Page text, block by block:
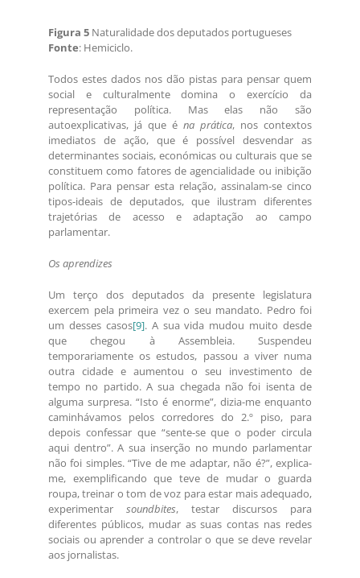
Figura 5 Naturalidade dos deputados portugueses
Fonte: Hemiciclo.
Todos estes dados nos dão pistas para pensar quem
social e culturalmente domina o exercício da
representação política. Mas elas não são
autoexplicativas, já que é na prática, nos contextos
imediatos de ação, que é possível desvendar as
determinantes sociais, económicas ou culturais que se
constituem como fatores de agencialidade ou inibição
política. Para pensar esta relação, assinalam-se cinco
tipos-ideais de deputados, que ilustram diferentes
trajetórias de acesso e adaptação ao campo
parlamentar.
Os aprendizes
Um terço dos deputados da presente legislatura
exercem pela primeira vez o seu mandato. Pedro foi
um desses casos[9]. A sua vida mudou muito desde
que chegou à Assembleia. Suspendeu
temporariamente os estudos, passou a viver numa
outra cidade e aumentou o seu investimento de
tempo no partido. A sua chegada não foi isenta de
alguma surpresa. “Isto é enorme”, dizia-me enquanto
caminhávamos pelos corredores do 2.º piso, para
depois confessar que “sente-se que o poder circula
aqui dentro”. A sua inserção no mundo parlamentar
não foi simples. “Tive de me adaptar, não é?”, explica-
me, exemplificando que teve de mudar o guarda
roupa, treinar o tom de voz para estar mais adequado,
experimentar soundbites, testar discursos para
diferentes públicos, mudar as suas contas nas redes
sociais ou aprender a controlar o que se deve revelar
aos jornalistas.